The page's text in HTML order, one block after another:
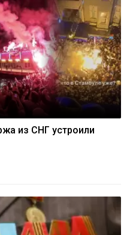
из СНГ устроили